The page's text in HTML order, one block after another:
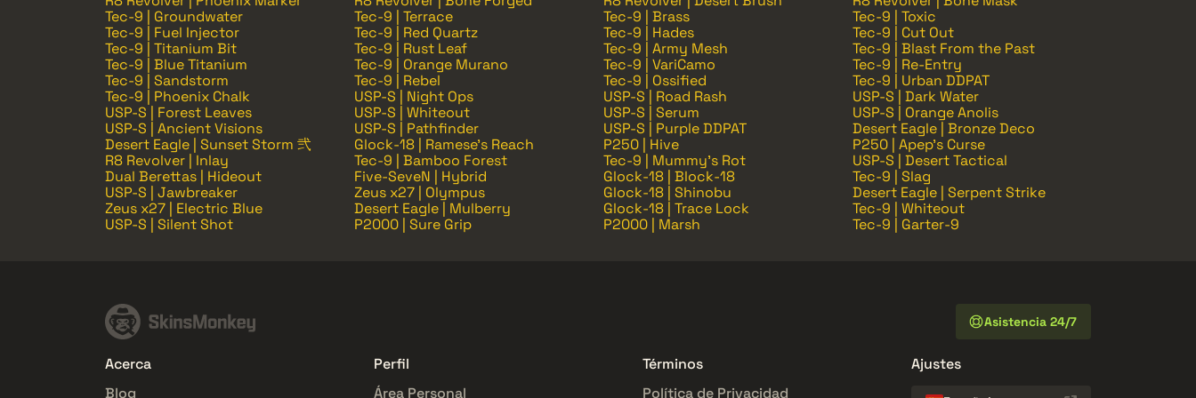
Tec-9 | Groundwater
Tec-9 | Terrace Tec-9 | Brass
Tec-9 | Toxic
Tec-9 | Fuel Injector
Tec-9 | Red Quartz Tec-9 | Hades
Tec-9 | Cut Out
Tec-9 | Titanium Bit
Tec-9 | Rust Leaf Tec-9 | Army Mesh
Tec-9 | Blast From the Past
Tec-9 | Blue Titanium
Tec-9 | Orange Murano Tec-9 | VariCamo
Tec-9 | Re-Entry
Tec-9 | Sandstorm
Tec-9 | Rebel Tec-9 | Ossified
Tec-9 | Urban DDPAT
Tec-9 | Phoenix Chalk
USP-S | Night Ops USP-S | Road Rash
USP-S | Dark Water
USP-S | Forest Leaves
USP-S | Whiteout USP-S | Serum
USP-S | Orange Anolis
USP-S | Ancient Visions
USP-S | Pathfinder USP-S | Purple DDPAT
Desert Eagle | Bronze Deco
Desert Eagle | Sunset Storm 弐
Glock-18 | Ramese's Reach P250 | Hive
P250 | Apep's Curse
R8 Revolver | Inlay
Tec-9 | Bamboo Forest Tec-9 | Mummy's Rot
USP-S | Desert Tactical
Dual Berettas | Hideout
Five-SeveN | Hybrid Glock-18 | Block-18
Tec-9 | Slag
USP-S | Jawbreaker
Zeus x27 | Olympus Glock-18 | Shinobu
Desert Eagle | Serpent Strike
Zeus x27 | Electric Blue
Desert Eagle | Mulberry Glock-18 | Trace Lock
Tec-9 | Whiteout
USP-S | Silent Shot
P2000 | Sure Grip P2000 | Marsh Tec-9 | Garter-9
Asistencia 24/7
Acerca
Blog
Perfil
Área Personal
Términos
Política de Privacidad
Ajustes